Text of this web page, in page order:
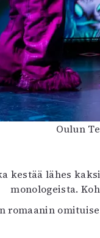
Oulun
kestää lähes
monologeista.
romaanin